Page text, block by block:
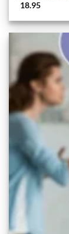
18.95